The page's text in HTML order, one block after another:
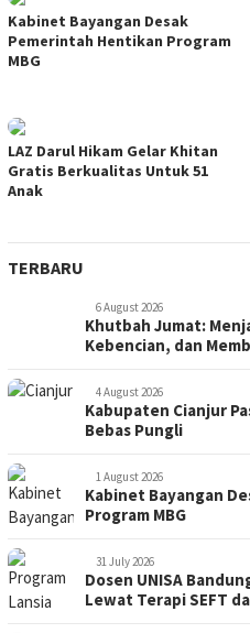
Kabinet Bayangan Desak
Pemerintah Hentikan Program
MBG
LAZ Darul Hikam Gelar Khitan
Gratis Berkualitas Untuk 51
Anak
TERBARU
6 August 2026
Khutbah Jumat:
Kebencian, dan
4 August 2026
Kabupaten Cianjur
Bebas Pungli
1 August 2026
Kabinet Bayangan
Program MBG
31 July 2026
Dosen UNISA
Lewat Terapi SEFT